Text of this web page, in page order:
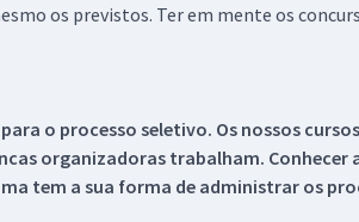
os previstos. Ter em mente os
o processo seletivo. Os nossos
organizadoras trabalham.
tem a sua forma de administrar os